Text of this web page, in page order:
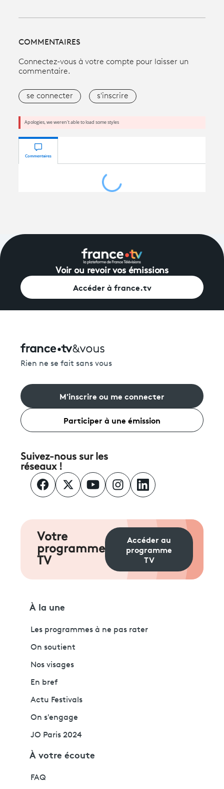
COMMENTAIRES
Connectez-vous à votre compte pour laisser un
commentaire.
se connecter s'inscrire
Voir ou revoir vos émissions
Accéder à france.tv
Rien ne se fait sans vous
M'inscrire ou me connecter
Participer à une émission
Suivez-nous sur les
réseaux !
Votre
programme
TV
Accéder au
programme
TV
À la une
Les programmes à ne pas rater
On soutient
Nos visages
En bref
Actu Festivals
On s'engage
JO Paris 2024
À votre écoute
FAQ